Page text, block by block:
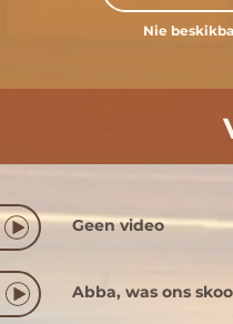
Nie
Geen video
Abba, was ons